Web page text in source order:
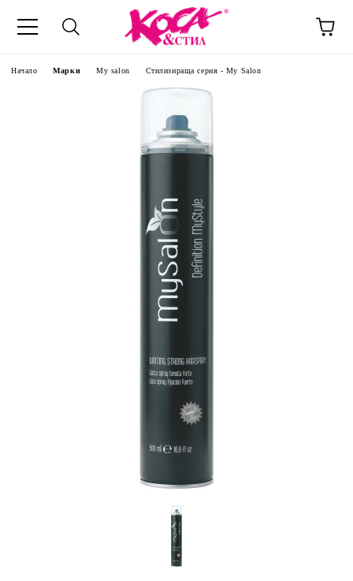
Начало Марки My salon Стилизираща серия - My Salon